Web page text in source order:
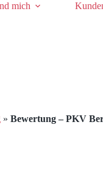
mich
» Bewertung – PKV